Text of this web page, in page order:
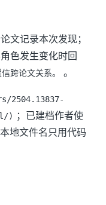
文记录本次发现；
色发生变化时回
跨论文关系。 。
2504.13837-
)
；已建档作者使
地文件名只用代码